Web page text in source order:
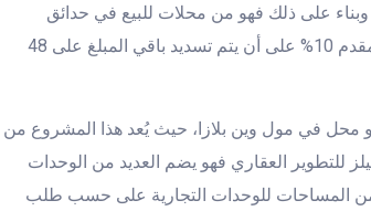
محل للبيع في حدائق اكتوبر حوالي 1,140,000 جنيه وبناء على ذلك فهو من محلات للبيع في حدائق
اكتوبر قسط التي تقدم عروض لا تقبل المنافسة حيث يتم دفع مقدم 10% على أن يتم تسديد باقي المبلغ على 48
محل في مول وين بلازا، حيث يُعد هذا المشروع من
للتطوير العقاري فهو يضم العديد من الوحدات
من المساحات للوحدات التجارية على حسب طلب